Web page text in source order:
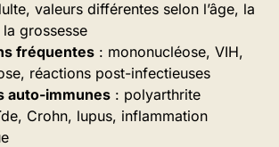
valeurs différentes selon l’âge, la
grossesse
fréquentes : mononucléose, VIH,
réactions post-infectieuses
auto-immunes : polyarthrite
Crohn, lupus, inflammation